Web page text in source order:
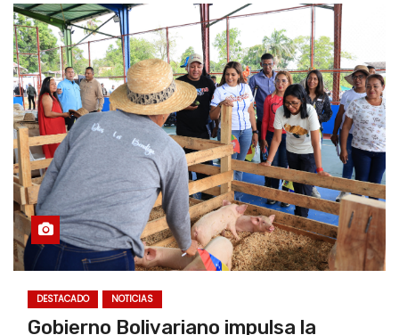
DESTACADO NOTICIAS
Gobierno Bolivariano impulsa la